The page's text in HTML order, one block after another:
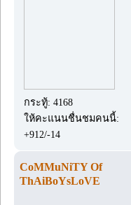
กระทู้: 4168
ให้คะแนนชื่นชมคนนี้:
+912/-14
CoMMuNiTY Of
ThAiBoYsLoVE